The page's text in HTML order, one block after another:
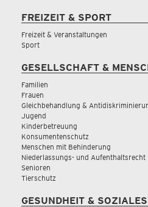
FREIZEIT & SPORT
Freizeit & Veranstaltungen
Sport
GESELLSCHAFT &
Familien
Frauen
Gleichbehandlung &
Jugend
Kinderbetreuung
Konsumentenschutz
Menschen mit Behinderung
Niederlassungs- und Aufenthaltsrecht
Senioren
Tierschutz
GESUNDHEIT & SOZIALES